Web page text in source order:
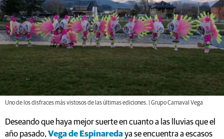
Uno de los disfraces más vistosos de las últimas ediciones. | Grupo Carnaval Vega
Deseando que haya mejor suerte en cuanto a las lluvias que el
año pasado, Vega de Espinaredaya se encuentra a escasos